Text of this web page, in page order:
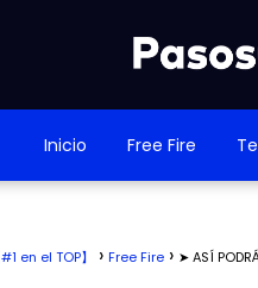
Inicio Free Fire
en el TOP】 Free Fire
➤ ASÍ